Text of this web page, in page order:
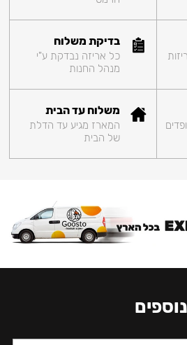
בדיקת משלוח
כל אריזה נבדקת ע"י
מנהל החנות
משלוח עד הבית
המארז מגיע עד הדלת
של הבית